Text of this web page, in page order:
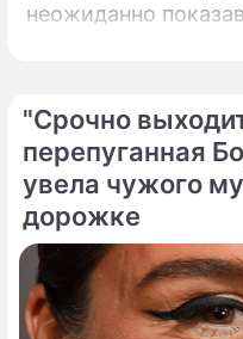
неожиданно
тщательно
каникулами, щедро
яркими моментами
отпуска.
"Срочно
перепуганная
увела чужого
дорожке